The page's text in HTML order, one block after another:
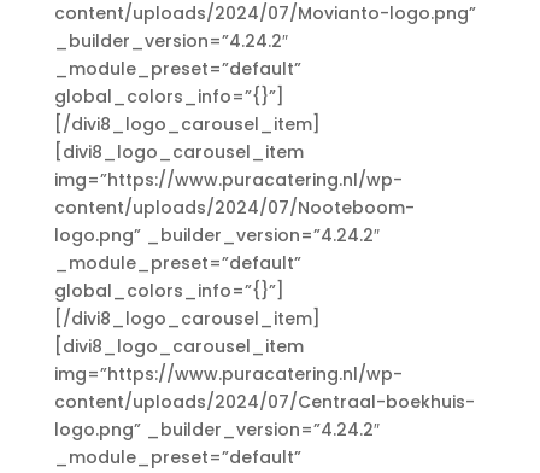
content/uploads/2024/07/Movianto-logo.png”
_builder_version=”4.24.2″
_module_preset=”default”
global_colors_info=”{}”]
[/divi8_logo_carousel_item]
[divi8_logo_carousel_item
img=”https://www.puracatering.nl/wp-
content/uploads/2024/07/Nooteboom-
logo.png” _builder_version=”4.24.2″
_module_preset=”default”
global_colors_info=”{}”]
[/divi8_logo_carousel_item]
[divi8_logo_carousel_item
img=”https://www.puracatering.nl/wp-
content/uploads/2024/07/Centraal-boekhuis-
logo.png” _builder_version=”4.24.2″
_module_preset=”default”